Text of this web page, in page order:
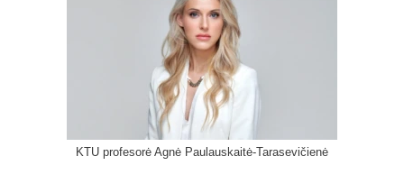
KTU profesorė Agnė Paulauskaitė-Tarasevičienė